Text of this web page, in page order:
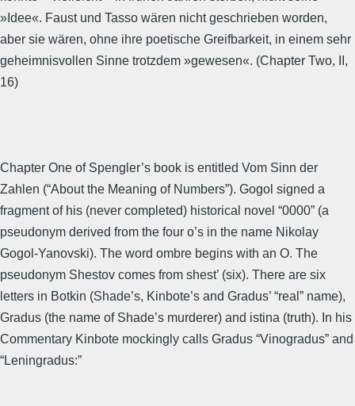
»Idee«. Faust und Tasso wären nicht geschrieben worden,
aber sie wären, ohne ihre poetische Greifbarkeit, in einem sehr
geheimnisvollen Sinne trotzdem »gewesen«. (Chapter Two, II,
16)
Chapter One of Spengler’s book is entitled Vom Sinn der
Zahlen (“About the Meaning of Numbers”). Gogol signed a
fragment of his (never completed) historical novel “0000” (a
pseudonym derived from the four o’s in the name Nikolay
Gogol-Yanovski). The word ombre begins with an O. The
pseudonym Shestov comes from shest’ (six). There are six
letters in Botkin (Shade’s, Kinbote’s and Gradus’ “real” name),
Gradus (the name of Shade’s murderer) and istina (truth). In his
Commentary Kinbote mockingly calls Gradus “Vinogradus” and
“Leningradus:”